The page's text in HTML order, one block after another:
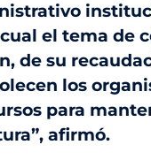
el tema de
de su
los
para
afirmó.